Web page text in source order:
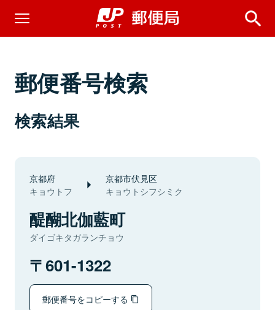
郵便番号検索
検索結果
京都府
キョウトフ
京都市伏見区
キョウトシフシミク
醍醐北伽藍町
ダイゴキタガランチョウ
601-1322
郵便番号をコピーする